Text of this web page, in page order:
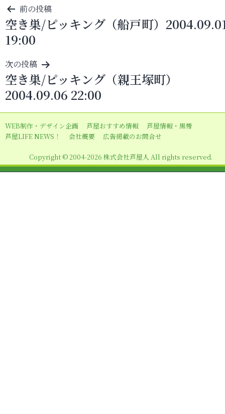
投
稿
ナ
ビ
ゲ
ー
シ
ョ
ン
前の投稿
空き巣/ピッキング（船戸町）
19:00
次の投稿
空き巣/ピッキング（親王塚町）
2004.09.06 22:00
WEB制作・デザイン企画 芦屋おすすめ情報
芦屋情報・黒帯
芦屋LIFE NEWS！
会社概要 広告掲載のお問合せ
Copyright © 2004-2026 株式会社芦屋人 All rights reserved.